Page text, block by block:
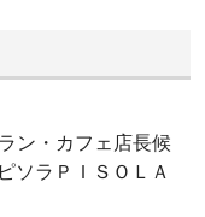
ン・カフェ店長候
ソラＰＩＳＯＬＡ